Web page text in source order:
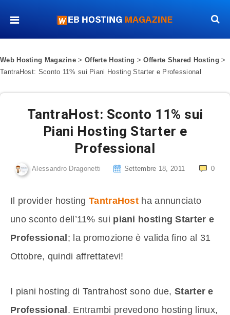
Web Hosting Magazine > Offerte Hosting >Offerte Shared Hosting >
TantraHost: Sconto 11% sui Piani Hosting Starter e Professional
TantraHost: Sconto 11% sui
Piani Hosting Starter e
Professional
Alessandro Dragonetti Settembre 18, 2011 0
Il provider hosting TantraHost ha annunciato
uno sconto dell’11% sui piani hosting Starter e
Professional; la promozione è valida fino al 31
Ottobre, quindi affrettatevi!
I piani hosting di Tantrahost sono due, Starter e
Professional. Entrambi prevedono hosting linux,